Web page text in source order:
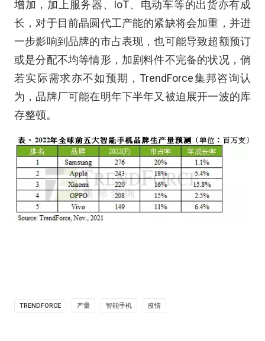
增加，加上服务器、IoT、电动车等的出货亦有成
长，对于目前晶圆代工产能的紧缺将会加重，并进
一步影响到品牌的市占表现，也可能导致超额预订
或是分配不均等情形，加剧料件不完备的状况，倘
若实际需求亦不如预期，TrendForce集邦咨询认
为，品牌厂可能在明年下半年又被迫展开一波的库
存整顿。
TRENDFORCE 产量 智能手机 疫情